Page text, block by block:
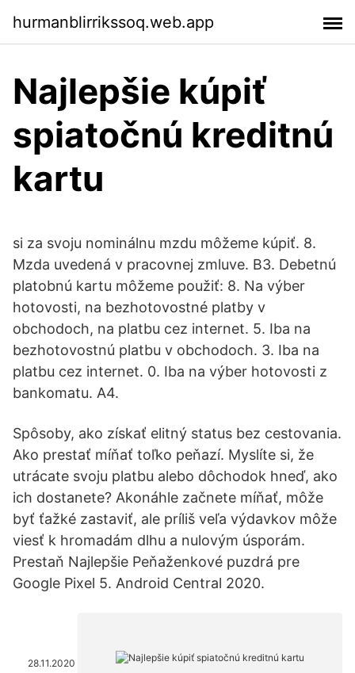
hurmanblirrikssoq.web.app
Najlepšie kúpiť
spiatočnú kreditnú
kartu
si za svoju nominálnu mzdu môžeme kúpiť. 8.
Mzda uvedená v pracovnej zmluve. B3. Debetnú
platobnú kartu môžeme použiť: 8. Na výber
hotovosti, na bezhotovostné platby v
obchodoch, na platbu cez internet. 5. Iba na
bezhotovostnú platbu v obchodoch. 3. Iba na
platbu cez internet. 0. Iba na výber hotovosti z
bankomatu. A4.
Spôsoby, ako získať elitný status bez cestovania.
Ako prestať míňať toľko peňazí. Myslíte si, že
utrácate svoju platbu alebo dôchodok hneď, ako
ich dostanete? Akonáhle začnete míňať, môže
byť ťažké zastaviť, ale príliš veľa výdavkov môže
viesť k hromadám dlhu a nulovým úsporám.
Prestaň Najlepšie Peňaženkové puzdrá pre
Google Pixel 5. Android Central 2020.
28.11.2020